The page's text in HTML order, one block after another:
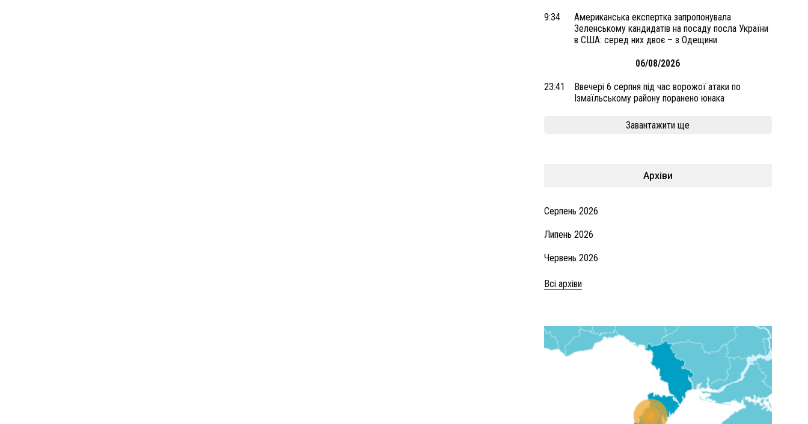
9:34
Американська експертка запропонувала
Зеленському кандидатів на посаду посла України
в США: серед них двоє – з Одещини
06/08/2026
23:41
Ввечері 6 серпня під час ворожої атаки по
Ізмаїльському району поранено юнака
Завантажити ще
Архіви
Серпень 2026
Липень 2026
Червень 2026
Всі архіви